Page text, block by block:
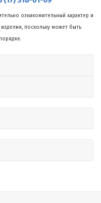
ознакомительный характер и
поскольку может быть